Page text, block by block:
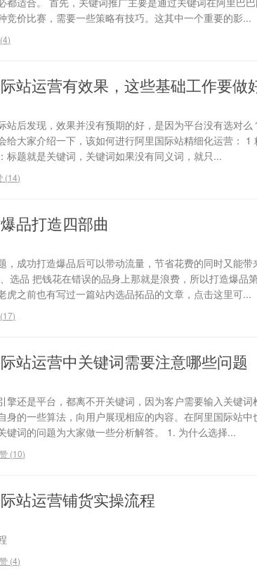
竞价比赛，需要一些策略有技巧。这其中一个重要的影...
4)
站运营有效果，这些基础工作要做
站后发现，效果并没有预期的好，是因为平台没有选对
给大家介绍一下，该如何进行阿里国际站精细化运营： 1
标题就是关键词，关键词如果没有同义词，就只...
(14)
品打造四部曲
，成功打造爆品后可以带动流量，节省花费的同时又能
选品 把钱花在错误的品身上那就是浪费，所以打造爆品
虎之前也有写过一篇站内选品拓品的文章，点击这里可...
17)
站运营中关键词需要注意哪些问题
擎还是平台，都离不开关键词，因为客户需要输入关键词
身的一些算法，向用户展现相应的内容。在阿里国际站
键词的问题为大家做一些分析解答。 1. 为什么选择...
赞 (10)
站运营铺货实操流程
赞 (4)